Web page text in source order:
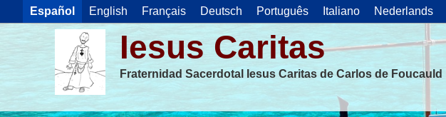
Español English Français Deutsch Português Italiano Nederlands
Iesus Caritas
Fraternidad Sacerdotal Iesus Caritas de Carlos de Foucauld